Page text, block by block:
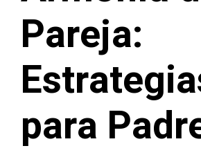
Pareja:
para